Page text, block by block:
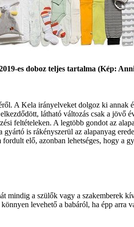
es doboz teljes tartalma (Kép:
A Kela irányelveket dolgoz ki
látható változás csak a jövő
feltételeken. A legtöbb gondot az
is rákényszerül az alapanyag
elő, azonban lehetséges, hogy a
mindig a szülők vagy a szakemberek
levehető a babáról, ha épp arra